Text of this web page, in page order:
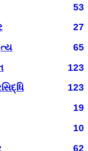
53
27
65
123
123
19
10
62